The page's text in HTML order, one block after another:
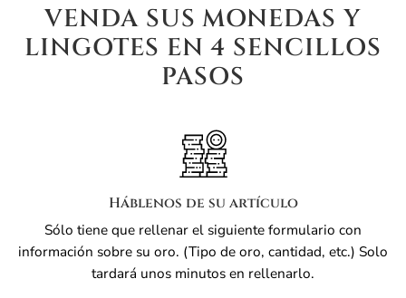
VENDA SUS MONEDAS Y
LINGOTES EN 4 SENCILLOS
PASOS
Háblenos de su artículo
Sólo tiene que rellenar el siguiente formulario con
información sobre su oro. (Tipo de oro, cantidad, etc.) Solo
tardará unos minutos en rellenarlo.